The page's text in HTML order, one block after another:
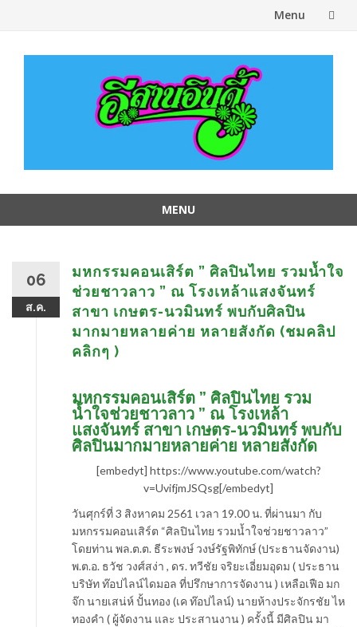
Menu
MENU
06
ส.ค.
มหกรรมคอนเสิร์ต ” ศิลปินไทย รวมน้ำใจ
ช่วยชาวลาว ” ณ โรงเหล้าแสงจันทร์
สาขา เกษตร-นวมินทร์ พบกับศิลปิน
มากมายหลายค่าย หลายสังกัด (ชมคลิป
คลิกๆ )
มหกรรมคอนเสิร์ต ” ศิลปินไทย รวม
น้ำใจช่วยชาวลาว ” ณ โรงเหล้า
แสงจันทร์ สาขา เกษตร-นวมินทร์ พบกับ
ศิลปินมากมายหลายค่าย หลายสังกัด
[embedyt] https://www.youtube.com/watch?
v=UvifjmJSQsg[/embedyt]
วันศุกร์ที่ 3 สิงหาคม 2561 เวลา 19.00 น. ที่ผ่านมา กับ
มหกรรมคอนเสิร์ต “ศิลปินไทย รวมน้ำใจช่วยชาวลาว”
โดยท่าน พล.ต.ต. ธีระพงษ์ วงษ์รัฐพิทักษ์ (ประธานจัดงาน)
พ.ต.อ. ธวัช วงศ์สง่า , ดร. ทวีชัย จริยะเอี่ยมอุดม ( ประธาน
บริษัท ท๊อปไลน์ไดมอล ที่ปรึกษาการจัดงาน ) เหลือเฟือ มก
จ๊ก นายเสน่ห์ ปั้นทอง (เค ท๊อปไลน์) นายห้างประจักรชัย ไห
ทองคำ ( ผู้จัดงาน และ ประสานงาน ) ครั้งนี้ มีศิลปิน มา